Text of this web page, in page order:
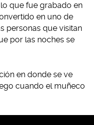
que fue grabado en
en uno de
personas que visitan
por las noches se
en donde se ve
cuando el muñeco